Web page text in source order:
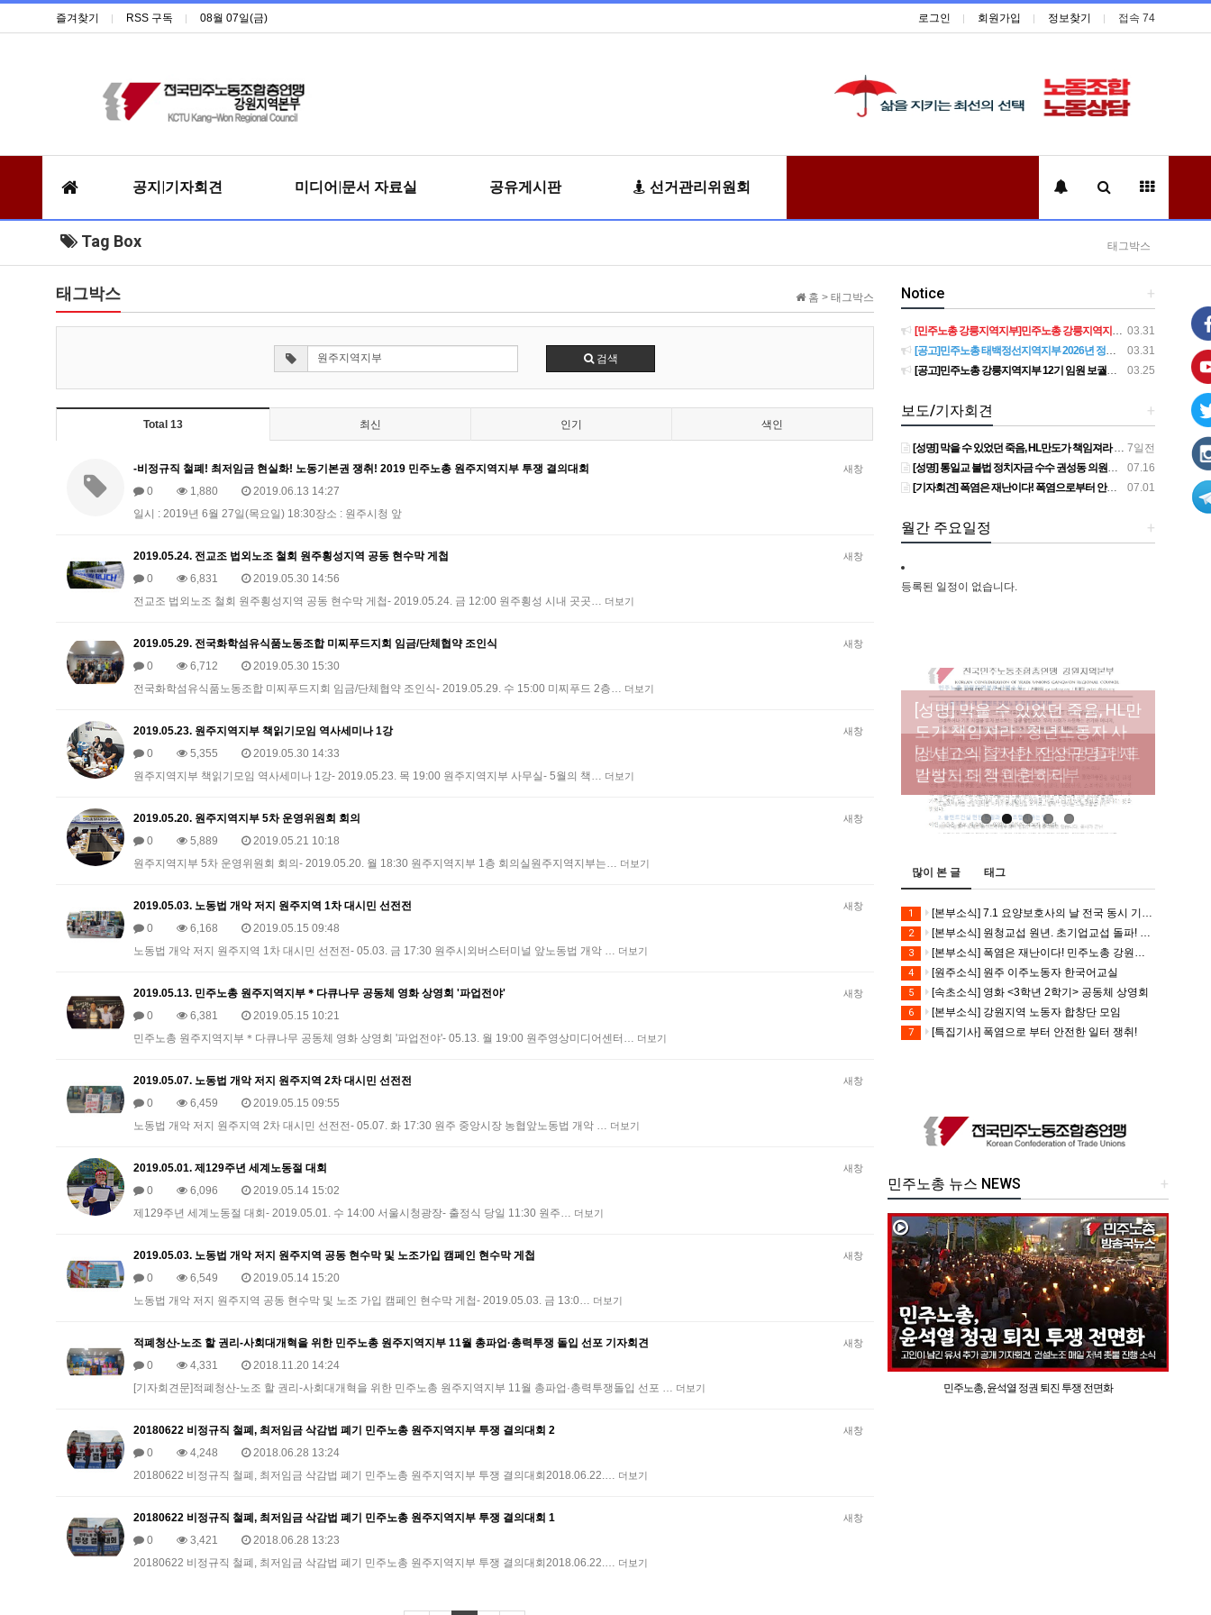
즐겨찾기 RSS 구독 08월 07일(금) 로그인 회원가입 정보찾기 접속 74
공지|기자회견 미디어|문서 자료실 공유게시판 선거관리위원회
Tag Box 태그박스
홈 > 태그박스
태그박스
검색
Total 13 최신 인기 색인
새창
-비정규직 철폐! 최저임금 현실화! 노동기본권 쟁취! 2019 민주노총 원주지역지부 투쟁 결의대회
0
1,880
2019.06.13 14:27
일시 : 2019년 6월 27일(목요일) 18:30장소 : 원주시청 앞
새창
2019.05.24. 전교조 법외노조 철회 원주횡성지역 공동 현수막 게첩
0
6,831
2019.05.30 14:56
전교조 법외노조 철회 원주횡성지역 공동 현수막 게첩- 2019.05.24. 금 12:00 원주횡성 시내 곳곳… 더보기
새창
2019.05.29. 전국화학섬유식품노동조합 미찌푸드지회 임금/단체협약 조인식
0
6,712
2019.05.30 15:30
전국화학섬유식품노동조합 미찌푸드지회 임금/단체협약 조인식- 2019.05.29. 수 15:00 미찌푸드 2층… 더보기
새창
2019.05.23. 원주지역지부 책읽기모임 역사세미나 1강
0
5,355
2019.05.30 14:33
원주지역지부 책읽기모임 역사세미나 1강- 2019.05.23. 목 19:00 원주지역지부 사무실- 5월의 책… 더보기
새창
2019.05.20. 원주지역지부 5차 운영위원회 회의
0
5,889
2019.05.21 10:18
원주지역지부 5차 운영위원회 회의- 2019.05.20. 월 18:30 원주지역지부 1층 회의실원주지역지부는… 더보기
새창
2019.05.03. 노동법 개악 저지 원주지역 1차 대시민 선전전
0
6,168
2019.05.15 09:48
노동법 개악 저지 원주지역 1차 대시민 선전전- 05.03. 금 17:30 원주시외버스터미널 앞노동법 개악 … 더보기
새창
2019.05.13. 민주노총 원주지역지부＊다큐나무 공동체 영화 상영회 '파업전야'
0
6,381
2019.05.15 10:21
민주노총 원주지역지부＊다큐나무 공동체 영화 상영회 '파업전야'- 05.13. 월 19:00 원주영상미디어센터… 더보기
새창
2019.05.07. 노동법 개악 저지 원주지역 2차 대시민 선전전
0
6,459
2019.05.15 09:55
노동법 개악 저지 원주지역 2차 대시민 선전전- 05.07. 화 17:30 원주 중앙시장 농협앞노동법 개악 … 더보기
새창
2019.05.01. 제129주년 세계노동절 대회
0
6,096
2019.05.14 15:02
제129주년 세계노동절 대회- 2019.05.01. 수 14:00 서울시청광장- 출정식 당일 11:30 원주… 더보기
새창
2019.05.03. 노동법 개악 저지 원주지역 공동 현수막 및 노조가입 캠페인 현수막 게첩
0
6,549
2019.05.14 15:20
노동법 개악 저지 원주지역 공동 현수막 및 노조 가입 캠페인 현수막 게첩- 2019.05.03. 금 13:0… 더보기
새창
적폐청산-노조 할 권리-사회대개혁을 위한 민주노총 원주지역지부 11월 총파업·총력투쟁 돌입 선포 기자회견
0
4,331
2018.11.20 14:24
[기자회견문]적폐청산-노조 할 권리-사회대개혁을 위한 민주노총 원주지역지부 11월 총파업·총력투쟁돌입 선포 … 더보기
새창
20180622 비정규직 철폐, 최저임금 삭감법 폐기 민주노총 원주지역지부 투쟁 결의대회 2
0
4,248
2018.06.28 13:24
20180622 비정규직 철폐, 최저임금 삭감법 폐기 민주노총 원주지역지부 투쟁 결의대회2018.06.22.… 더보기
새창
20180622 비정규직 철폐, 최저임금 삭감법 폐기 민주노총 원주지역지부 투쟁 결의대회 1
0
3,421
2018.06.28 13:23
20180622 비정규직 철폐, 최저임금 삭감법 폐기 민주노총 원주지역지부 투쟁 결의대회2018.06.22.… 더보기
+
Notice
03.31
[민주노총 강릉지역지부]민주노총 강릉지역지부 제12기 임원 보궐선거결과 공고
03.31
[공고]민주노총 태백정선지역지부 2026년 정기 대의원대회 재소집 건
03.25
[공고]민주노총 강릉지역지부 12기 임원 보궐선거 후보자 확정 공고
+
보도/기자회견
7일전
[성명] 막을 수 있었던 죽음, HL만도가 책임져라 : 청년노동자 사망사고의 철저한 진상규명과 재발방지 대책 마련하라
07.16
[성명] 통일교 불법 정치자금 수수 권성동 의원직 상실, 사필귀정이다
07.01
[기자회견] 폭염은 재난이다! 폭염으로부터 안전한 일터를 위한 민주노총 강원지역본부 폭염감시단 선포 기자회견
+
월간 주요일정
등록된 일정이 없습니다.
[성명] 막을 수 있었던 죽음, HL만
도가 책임져라 : 청년노동자 사
망사고의 철저한 진상규명과 재
발방지 대책 마련하라
[산별소식] 건설산업연맹 플랜트
건설노조 강원충북지부
[강릉,속초,원주,춘천] 폭염감시
단 사업 이모저모
[조합원☆인터뷰] 서비스연맹 전
국학교비정규직노동조합 강원
지부 김유미 춘천지회장
[본부소식] 강원지역 노동자 합
창단 모임
많이 본 글 태그
1 [본부소식] 7.1 요양보호사의 날 전국 동시 기자회견
2 [본부소식] 원청교섭 원년. 초기업교섭 돌파! 모든 노동자의 노동기본권 쟁취! 민주노총 7.15 총파업대회
3 [본부소식] 폭염은 재난이다! 민주노총 강원지역본부 폭염감시단 선포 기자회견
4 [원주소식] 원주 이주노동자 한국어교실
5 [속초소식] 영화 <3학년 2학기> 공동체 상영회
6 [본부소식] 강원지역 노동자 합창단 모임
7 [특집기사] 폭염으로 부터 안전한 일터 쟁취!
+
민주노총 뉴스 NEWS
민주노총, 윤석열 정권 퇴진 투쟁 전면화